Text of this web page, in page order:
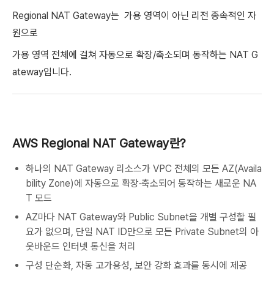
Regional NAT Gateway는 가용 영역이 아닌 리전 종속적인 자
원으로
가용 영역 전체에 걸쳐 자동으로 확장/축소되며 동작하는 NAT G
ateway입니다.
AWS Regional NAT Gateway란?
하나의 NAT Gateway 리소스가 VPC 전체의 모든 AZ(Availa
bility Zone)에 자동으로 확장·축소되어 동작하는 새로운 NA
T 모드
AZ마다 NAT Gateway와 Public Subnet을 개별 구성할 필
요가 없으며, 단일 NAT ID만으로 모든 Private Subnet의 아
웃바운드 인터넷 통신을 처리
구성 단순화, 자동 고가용성, 보안 강화 효과를 동시에 제공